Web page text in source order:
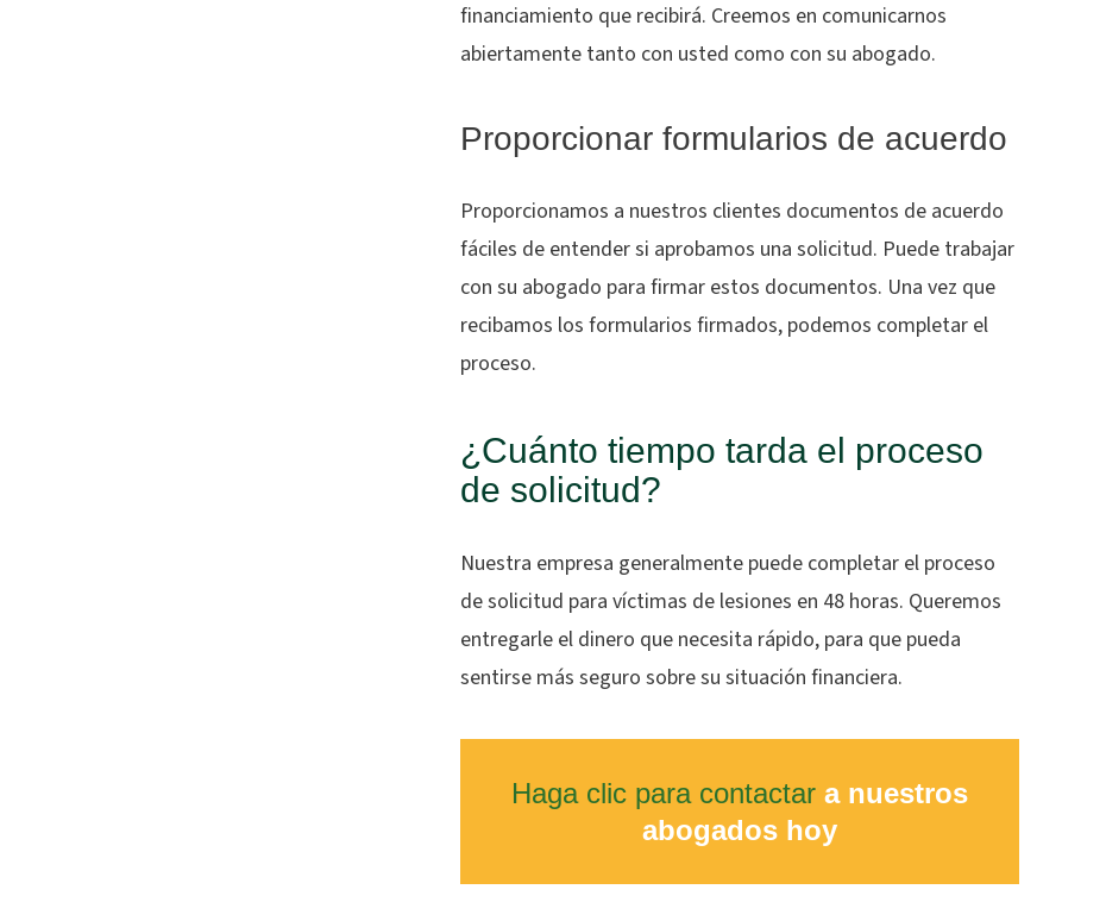
financiamiento que recibirá. Creemos en comunicarnos
abiertamente tanto con usted como con su abogado.
Proporcionar formularios de acuerdo
Proporcionamos a nuestros clientes documentos de acuerdo
fáciles de entender si aprobamos una solicitud. Puede trabajar
con su abogado para firmar estos documentos. Una vez que
recibamos los formularios firmados, podemos completar el
proceso.
¿Cuánto tiempo tarda el proceso
de solicitud?
Nuestra empresa generalmente puede completar el proceso
de solicitud para víctimas de lesiones en 48 horas. Queremos
entregarle el dinero que necesita rápido, para que pueda
sentirse más seguro sobre su situación financiera.
Haga clic para contactar a nuestros
abogados hoy